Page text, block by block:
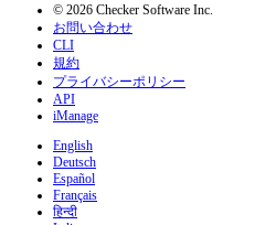
© 2026 Checker Software Inc.
お問い合わせ
CLI
規約
プライバシーポリシー
API
iManage
English
Deutsch
Español
Français
हिन्दी